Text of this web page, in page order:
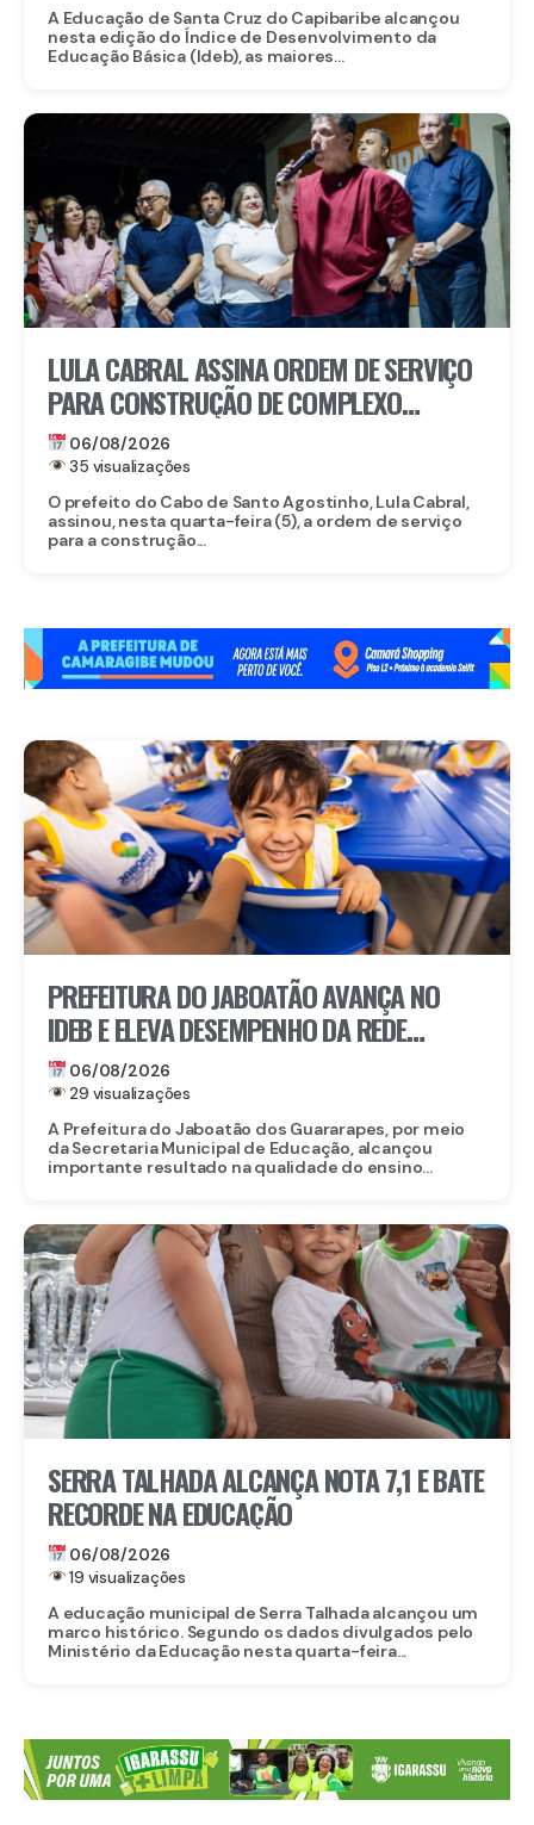
A Educação de Santa Cruz do Capibaribe alcançou
nesta edição do Índice de Desenvolvimento da
Educação Básica (Ideb), as maiores...
LULA CABRAL ASSINA ORDEM DE SERVIÇO
PARA CONSTRUÇÃO DE COMPLEXO
EDUCACIONAL EM SERRARIA
06/08/2026
35 visualizações
O prefeito do Cabo de Santo Agostinho, Lula Cabral,
assinou, nesta quarta-feira (5), a ordem de serviço
para a construção...
PREFEITURA DO JABOATÃO AVANÇA NO
IDEB E ELEVA DESEMPENHO DA REDE
MUNICIPAL DE ENSINO
06/08/2026
29 visualizações
A Prefeitura do Jaboatão dos Guararapes, por meio
da Secretaria Municipal de Educação, alcançou
importante resultado na qualidade do ensino...
SERRA TALHADA ALCANÇA NOTA 7,1 E BATE
RECORDE NA EDUCAÇÃO
06/08/2026
19 visualizações
A educação municipal de Serra Talhada alcançou um
marco histórico. Segundo os dados divulgados pelo
Ministério da Educação nesta quarta-feira...